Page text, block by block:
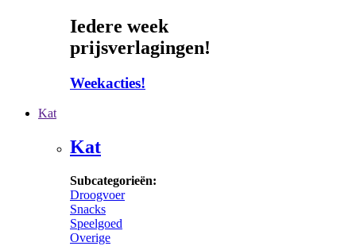
Iedere week
prijsverlagingen!
Weekacties!
Kat
Kat
Subcategorieën:
Droogvoer
Snacks
Speelgoed
Overige